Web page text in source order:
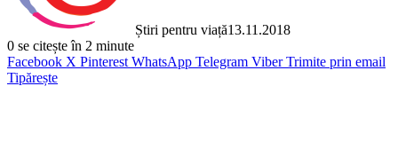
Știri pentru viață13.11.2018
0 se citește în 2 minute
Facebook X Pinterest WhatsApp Telegram Viber Trimite prin email
Tipărește